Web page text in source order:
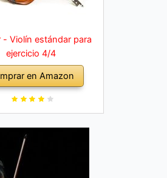
- Violín estándar para
ejercicio 4/4
en Amazon